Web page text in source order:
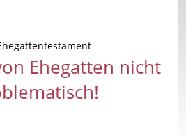
Ehegatten nicht